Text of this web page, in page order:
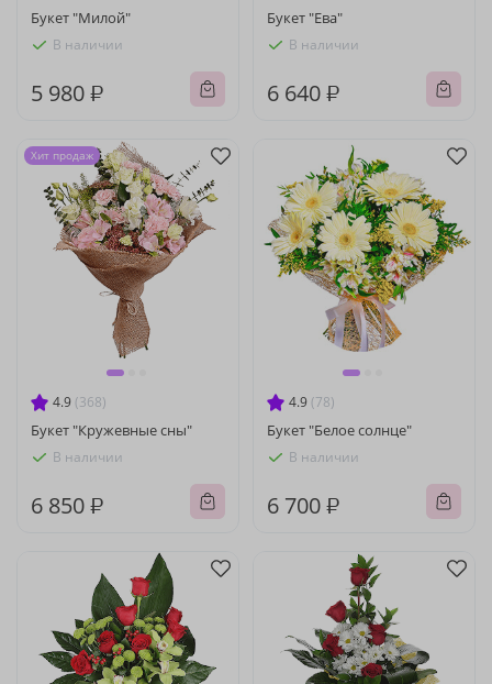
Букет "Милой"
В наличии
5 980 ₽
Букет "Ева"
В наличии
6 640 ₽
4.9 (368)
Букет "Кружевные сны"
В наличии
6 850 ₽
Хит продаж
4.9 (78)
Букет "Белое солнце"
В наличии
6 700 ₽